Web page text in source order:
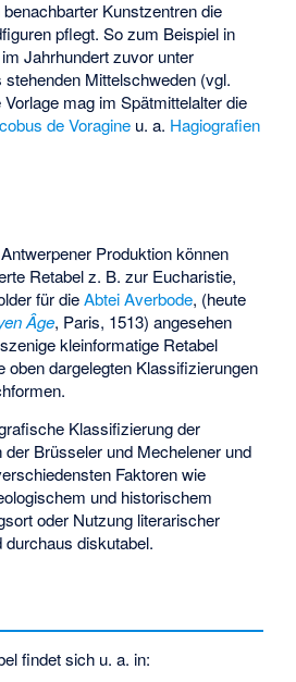
Kunstzentren die
pflegt. So zum Beispiel in
Jahrhundert zuvor unter
Mittelschweden (vgl.
mag im Spätmittelalter die
de Voragine u. a. Hagiografien
Produktion können
Retabel z. B. zur Eucharistie,
für dieAbtei Averbode, (heute
Âge, Paris, 1513) angesehen
kleinformatige Retabel
oben dargelegten Klassifizierungen
Klassifizierung der
Brüsseler und Mechelener und
Faktoren wie
und historischem
oder Nutzung literarischer
durchaus diskutabel.
findet sich u. a. in: